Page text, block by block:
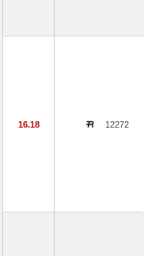
16.18 12272